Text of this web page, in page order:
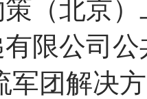
（北京
限公司
军团解决